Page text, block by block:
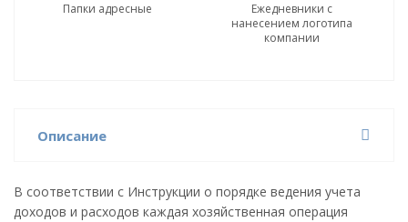
Папки адресные
Ежедневники с
нанесением логотипа
компании
Описание
В соответствии с Инструкции о порядке ведения учета
доходов и расходов каждая хозяйственная операция